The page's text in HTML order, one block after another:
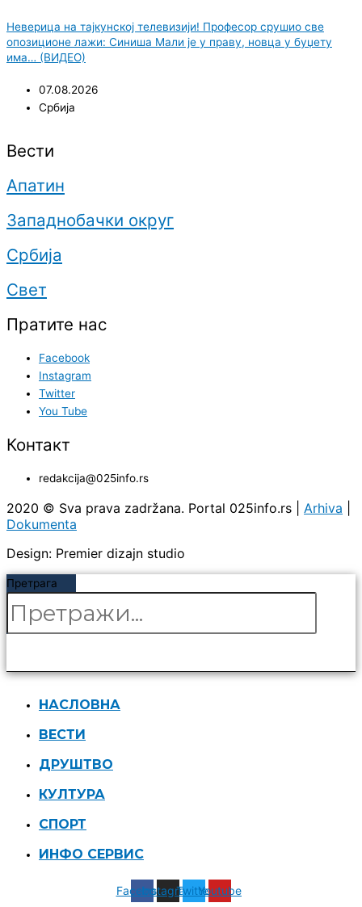
Неверица на тајкунској телевизији! Професор срушио све
опозиционе лажи: Синиша Мали је у праву, новца у буџету
има… (ВИДЕО)
07.08.2026
Србија
Вести
Апатин
Западнобачки округ
Србија
Свет
Пратите нас
Facebook
Instagram
Twitter
You Tube
Контакт
redakcija@025info.rs
2020 © Sva prava zadržana. Portal 025info.rs | Arhiva
Dokumenta
Design: Premier dizajn studio
Претрага
НАСЛОВНА
ВЕСТИ
ДРУШТВО
КУЛТУРА
СПОРТ
ИНФО СЕРВИС
FacebookInstagramTwitterYoutube